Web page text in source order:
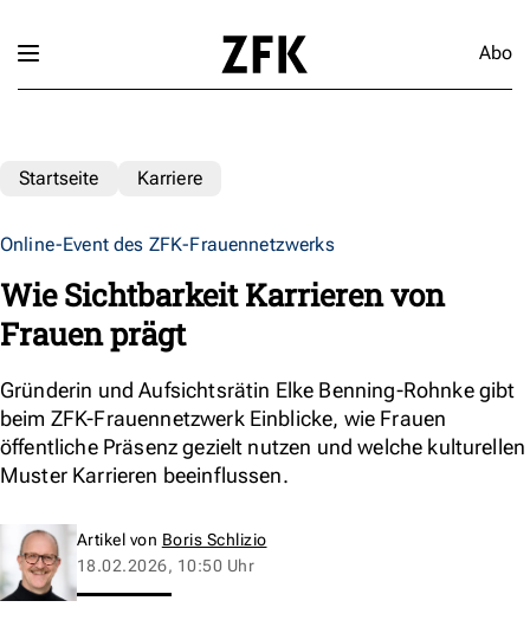
Abo
Startseite Karriere
Online-Event des ZFK-Frauennetzwerks
Wie Sichtbarkeit Karrieren von
Frauen prägt
Gründerin und Aufsichtsrätin Elke Benning-Rohnke gibt
beim ZFK-Frauennetzwerk Einblicke, wie Frauen
öffentliche Präsenz gezielt nutzen und welche kulturellen
Muster Karrieren beeinflussen.
Artikel von Boris Schlizio
18.02.2026, 10:50 Uhr